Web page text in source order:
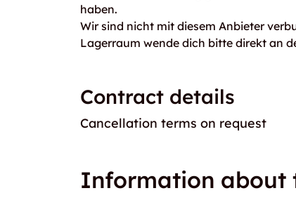
haben.
Wir sind nicht mit diesem Anbieter
Lagerraum wende dich bitte direkt an
Contract details
Cancellation terms on request
Information about